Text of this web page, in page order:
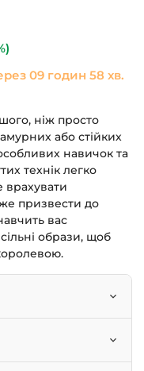
09 годин 58 хв.
ніж просто
або стійких
навичок та
технік легко
призвести до
вас
образи, щоб
образ з